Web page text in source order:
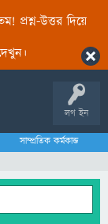
প্রশ্ন-উত্তর দিয়ে
লগ ইন
সাম্প্রতিক কর্মকান্ড